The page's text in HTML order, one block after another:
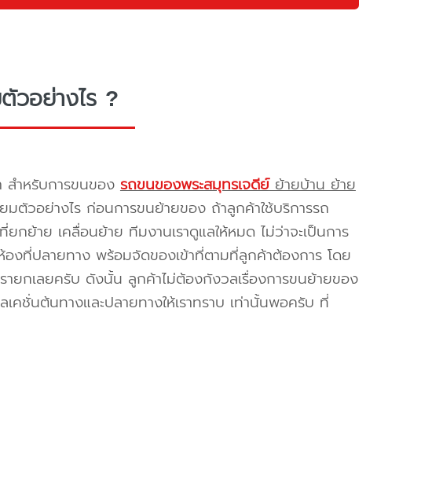
วอย่างไร ?
สำหรับการขนของ รถขนของพระสมุทรเจดีย์ย้ายบ้าน ย้าย
มตัวอย่างไร ก่อนการขนย้ายของ ถ้าลูกค้าใช้บริการรถ
กย้าย เคลื่อนย้าย ทีมงานเราดูแลให้หมด ไม่ว่าจะเป็นการ
งที่ปลายทาง พร้อมจัดของเข้าที่ตามที่ลูกค้าต้องการ โดย
ยกเลยครับ ดังนั้น ลูกค้าไม่ต้องกังวลเรื่องการขนย้ายของ
คชั่นต้นทางและปลายทางให้เราทราบ เท่านั้นพอครับ ที่